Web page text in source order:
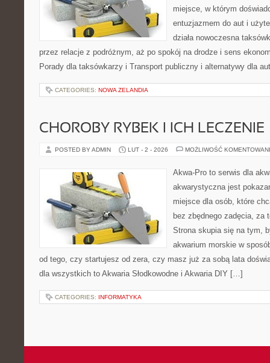
miejsce, w którym
entuzjazmem do aut i
działa nowoczesna
przez relacje z podróżnym, aż po spokój na drodze i sens
Porady dla taksówkarzy i Transport publiczny i alternatywy dla
CATEGORIES: NOWA ZELANDIA
CHOROBY RYBEK I ICH LECZENIE
POSTED BY ADMIN LUT - 2 - 2026 MOŻLIWOŚĆ
Akwa-Pro to serwis dla
akwarystyczna jest
miejsce dla osób, które
bez zbędnego zadęcia, za
Strona skupia się na tym,
akwarium morskie w
od tego, czy startujesz od zera, czy masz już za sobą lata
dla wszystkich to Akwaria Słodkowodne i Akwaria DIY […]
CATEGORIES: INFORMATYKA